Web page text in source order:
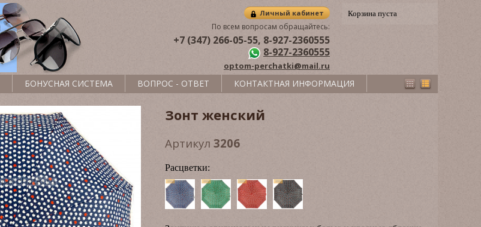
Зонт женский
Артикул 3206
Расцветки:
Корзина пуста
Личный кабинет
По всем вопросам обращайтесь:
+7 (347) 266-05-55, 8-927-2360555
8-927-2360555
optom-perchatki@mail.ru
БОНУСНАЯ СИСТЕМА ВОПРОС - ОТВЕТ КОНТАКТНАЯ ИНФОРМАЦИЯ